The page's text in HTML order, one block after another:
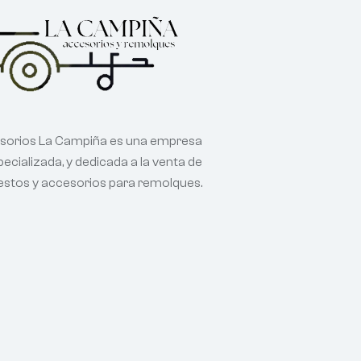
La Campiña es una empresa
y dedicada a la venta de
y accesorios para remolques.